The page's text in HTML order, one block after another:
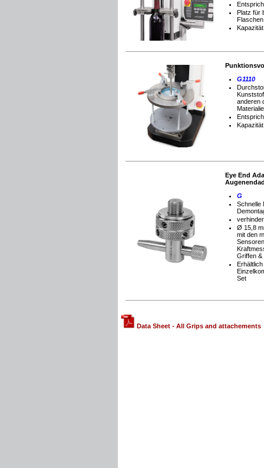
Platz für
Flaschen
G1110
anderen
Eye End
G
Schnelle
Ø 15,8
mit den
Griffen &
Set
Data Sheet - All Grips and attachements